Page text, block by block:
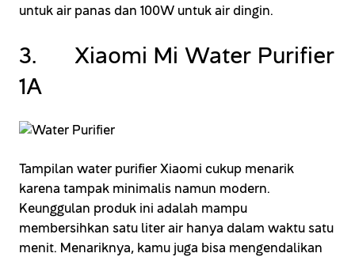
untuk air panas dan 100W untuk air dingin.
3. Xiaomi Mi Water Purifier
1A
Tampilan water purifier Xiaomi cukup menarik
karena tampak minimalis namun modern.
Keunggulan produk ini adalah mampu
membersihkan satu liter air hanya dalam waktu satu
menit. Menariknya, kamu juga bisa mengendalikan